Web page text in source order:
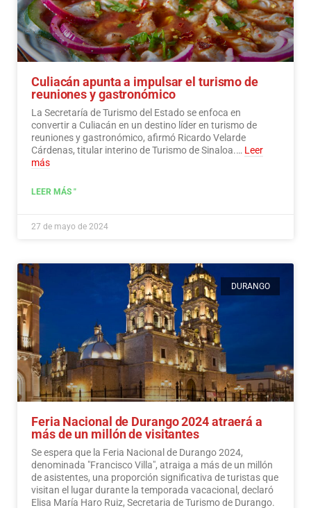
Culiacán apunta a impulsar el turismo de
reuniones y gastronómico
La Secretaría de Turismo del Estado se enfoca en
convertir a Culiacán en un destino líder en turismo de
reuniones y gastronómico, afirmó Ricardo Velarde
Cárdenas, titular interino de Turismo de Sinaloa.… Leer
más
LEER MÁS "
27 de mayo de 2024
DURANGO
Feria Nacional de Durango 2024 atraerá a
más de un millón de visitantes
Se espera que la Feria Nacional de Durango 2024,
denominada "Francisco Villa", atraiga a más de un millón
de asistentes, una proporción significativa de turistas que
visitan el lugar durante la temporada vacacional, declaró
Elisa María Haro Ruiz, Secretaria de Turismo de Durango.